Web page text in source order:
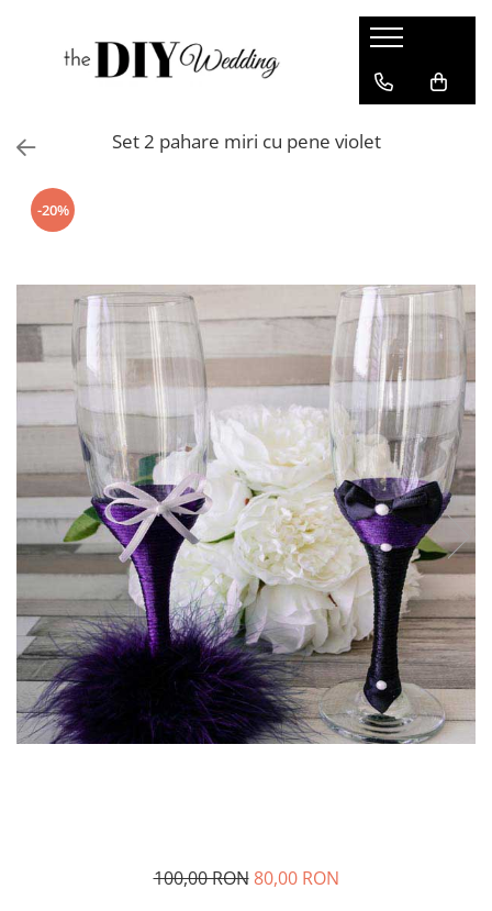
Produse
Lumanari
Pahare
Bratari
Pentru barbati
Set 2 pahare miri cu pene violet
-20%
100,00 RON 80,00 RON